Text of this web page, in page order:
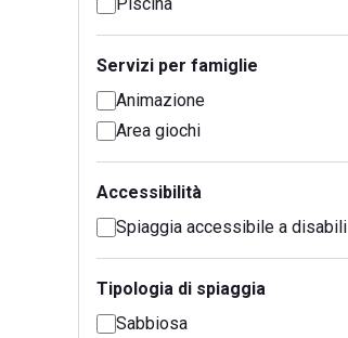
Servizi per famiglie
Animazione
Area giochi
Accessibilità
Spiaggia accessibile a disabili
Tipologia di spiaggia
Sabbiosa